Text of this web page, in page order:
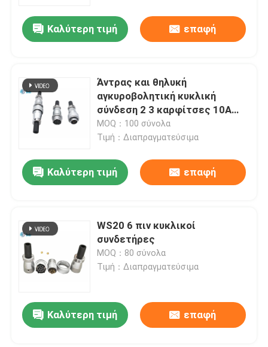
Αδιάβροχοι σύνδεσμοι καλωδίων
γρήγορο τερματικό μπλοκ
Συζευκτήρας HDMI
Συνδετήρας αυτοκινήτου
Καλύτερη τιμή επαφή
Άντρας και θηλυκή
αγκυροβολητική κυκλική
σύνδεση 2 3 καρφίτσες 10A
500V
MOQ：100 σύνολα
Τιμή：Διαπραγματεύσιμα
Καλύτερη τιμή επαφή
WS20 6 πιν κυκλικοί
συνδετήρες
MOQ：80 σύνολα
Τιμή：Διαπραγματεύσιμα
Καλύτερη τιμή επαφή